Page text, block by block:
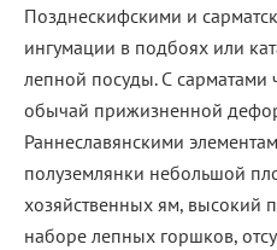
Позднескифскими и
ингумации в подбоях или
лепной посуды. С сарматами
обычай прижизненной
Раннеславянскими
полуземлянки небольшой
хозяйственных ям, высокий
наборе лепных горшков,